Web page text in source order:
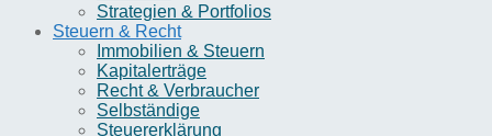
Strategien & Portfolios
Steuern & Recht
Immobilien & Steuern
Kapitalerträge
Recht & Verbraucher
Selbständige
Steuererklärung